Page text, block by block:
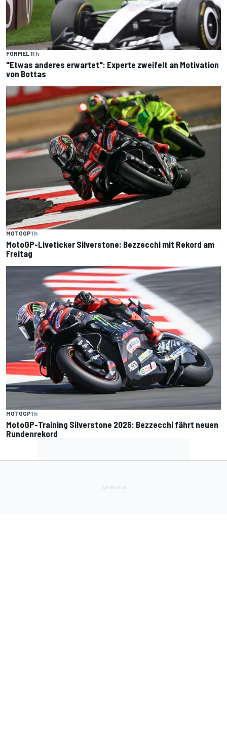
FORMEL 11 h
"Etwas anderes erwartet": Experte zweifelt an Motivation
von Bottas
MOTOGP1 h
MotoGP-Liveticker Silverstone: Bezzecchi mit Rekord am
Freitag
MOTOGP1 h
MotoGP-Training Silverstone 2026: Bezzecchi fährt neuen
Rundenrekord